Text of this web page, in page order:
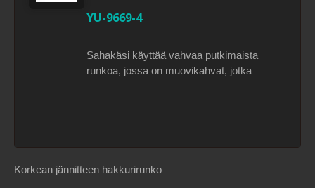
YU-9669-4
Sahakäsi käyttää vahvaa putkimaista
runkoa, jossa on muovikahvat, jotka
säilyttää putkikehyksessä. Sahaleikkuri
tulee neljän 12 tuuman (300 mm)
Korkean jännitteen hakkurirunko